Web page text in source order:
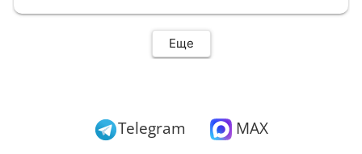
Еще
Telegram
MAX